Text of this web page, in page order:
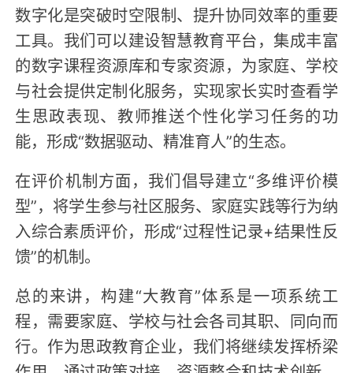
数字化是突破时空限制、提升协同效率的重要
工具。我们可以建设智慧教育平台，集成丰富
的数字课程资源库和专家资源，为家庭、学校
与社会提供定制化服务，实现家长实时查看学
生思政表现、教师推送个性化学习任务的功
能，形成“数据驱动、精准育人”的生态。
在评价机制方面，我们倡导建立“多维评价模
型”，将学生参与社区服务、家庭实践等行为纳
入综合素质评价，形成“过程性记录+结果性反
馈”的机制。
总的来讲，构建“大教育”体系是一项系统工
程，需要家庭、学校与社会各司其职、同向而
行。作为思政教育企业，我们将继续发挥桥梁